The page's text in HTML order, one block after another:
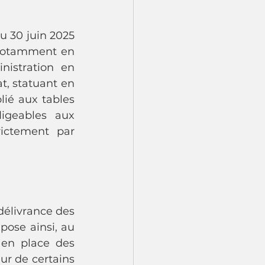
30 juin 2025
en
en
statuant en
aux tables
aux
par
des
ainsi, au
place des
de certains